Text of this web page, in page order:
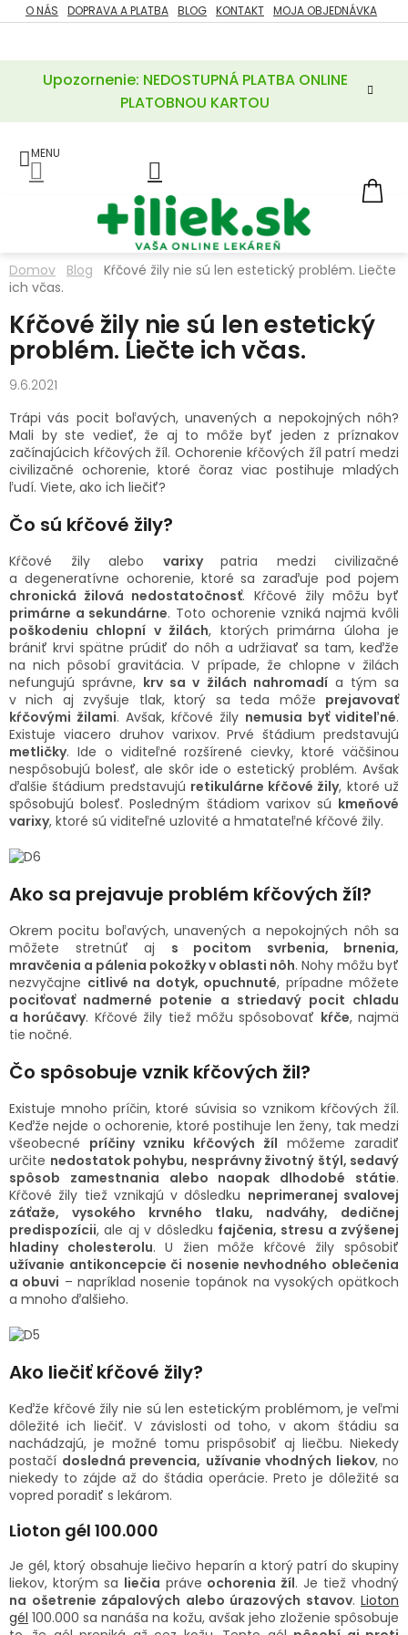
Prejsť
na
Upozornenie: NEDOSTUPNÁ PLATBA ONLINE
PLATOBNOU KARTOU
O NÁS DOPRAVA A PLATBA BLOG KONTAKT MOJA OBJEDNÁVKA
ZĽAVY
POTREBY
A
LIEKY
VITAMÍNY
MINERÁLY
TRÁVENIE
EROTIKA
BOLESŤ
DERMATOLÓGIA
DENTÁLNA
HYGIENA
ZDRAVOTNÍCKE
POMÔCKY
PRÍRODNÉ
LIEKY
VETERINA
SENIORI
ZNAČKY
Prihlásenie
Domov Blog
Kŕčové žily nie sú len estetický problém. Liečte
ich včas.
Kŕčové žily nie sú len estetický
problém. Liečte ich včas.
9.6.2021
Trápi vás pocit boľavých, unavených a nepokojných nôh?
Mali by ste vedieť, že aj to môže byť jeden z príznakov
začínajúcich kŕčových žíl. Ochorenie kŕčových žíl patrí medzi
civilizačné ochorenie, ktoré čoraz viac postihuje mladých
ľudí. Viete, ako ich liečiť?
Čo sú kŕčové žily?
Kŕčové žily alebo varixy patria medzi civilizačné
a degeneratívne ochorenie, ktoré sa zaraďuje pod pojem
chronická žilová nedostatočnosť. Kŕčové žily môžu byť
primárne a sekundárne. Toto ochorenie vzniká najmä kvôli
poškodeniu chlopní v žilách, ktorých primárna úloha je
brániť krvi spätne prúdiť do nôh a udržiavať sa tam, keďže
na nich pôsobí gravitácia. V prípade, že chlopne v žilách
nefungujú správne, krv sa v žilách nahromadía tým sa
v nich aj zvyšuje tlak, ktorý sa teda môže prejavovať
kŕčovými žilami. Avšak, kŕčové žily nemusia byť viditeľné.
Existuje viacero druhov varixov. Prvé štádium predstavujú
metličky. Ide o viditeľné rozšírené cievky, ktoré väčšinou
nespôsobujú bolesť, ale skôr ide o estetický problém. Avšak
ďalšie štádium predstavujú retikulárne kŕčové žily, ktoré už
spôsobujú bolesť. Posledným štádiom varixov sú kmeňové
varixy, ktoré sú viditeľné uzlovité a hmatateľné kŕčové žily.
Ako sa prejavuje problém kŕčových žíl?
Okrem pocitu boľavých, unavených a nepokojných nôh sa
môžete stretnúť aj s pocitom svrbenia, brnenia,
mravčenia a pálenia pokožky v oblasti nôh. Nohy môžu byť
nezvyčajne citlivé na dotyk, opuchnuté, prípadne môžete
pociťovať nadmerné potenie a striedavý pocit chladu
a horúčavy. Kŕčové žily tiež môžu spôsobovať kŕče, najmä
tie nočné.
Čo spôsobuje vznik kŕčových žil?
Existuje mnoho príčin, ktoré súvisia so vznikom kŕčových žíl.
Keďže nejde o ochorenie, ktoré postihuje len ženy, tak medzi
všeobecné príčiny vzniku kŕčových žíl môžeme zaradiť
určite nedostatok pohybu, nesprávny životný štýl, sedavý
spôsob zamestnania alebo naopak dlhodobé státie.
Kŕčové žily tiež vznikajú v dôsledku neprimeranej svalovej
záťaže, vysokého krvného tlaku, nadváhy, dedičnej
predispozícii, ale aj v dôsledku fajčenia, stresu a zvýšenej
hladiny cholesterolu. U žien môže kŕčové žily spôsobiť
užívanie antikoncepcie či nosenie nevhodného oblečenia
a obuvi – napríklad nosenie topánok na vysokých opätkoch
a mnoho ďalšieho.
Ako liečiť kŕčové žily?
Keďže kŕčové žily nie sú len estetickým problémom, je veľmi
dôležité ich liečiť. V závislosti od toho, v akom štádiu sa
nachádzajú, je možné tomu prispôsobiť aj liečbu. Niekedy
postačí dosledná prevencia, užívanie vhodných liekov, no
niekedy to zájde až do štádia operácie. Preto je dôležité sa
vopred poradiť s lekárom.
Lioton gél 100.000
Je gél, ktorý obsahuje liečivo heparín a ktorý patrí do skupiny
liekov, ktorým sa liečia práve ochorenia žíl. Je tiež vhodný
na ošetrenie zápalových alebo úrazových stavov. Lioton
gél 100.000 sa nanáša na kožu, avšak jeho zloženie spôsobuje